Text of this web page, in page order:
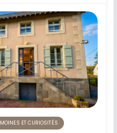
ET CURIOSITÉS